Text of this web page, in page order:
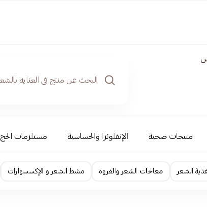
منتجات صحية الإنفلونزا والحساسية مستلزمات الحج
الشعر معالجات الشعر والفروة مشط الشعر و الإكسسوارات